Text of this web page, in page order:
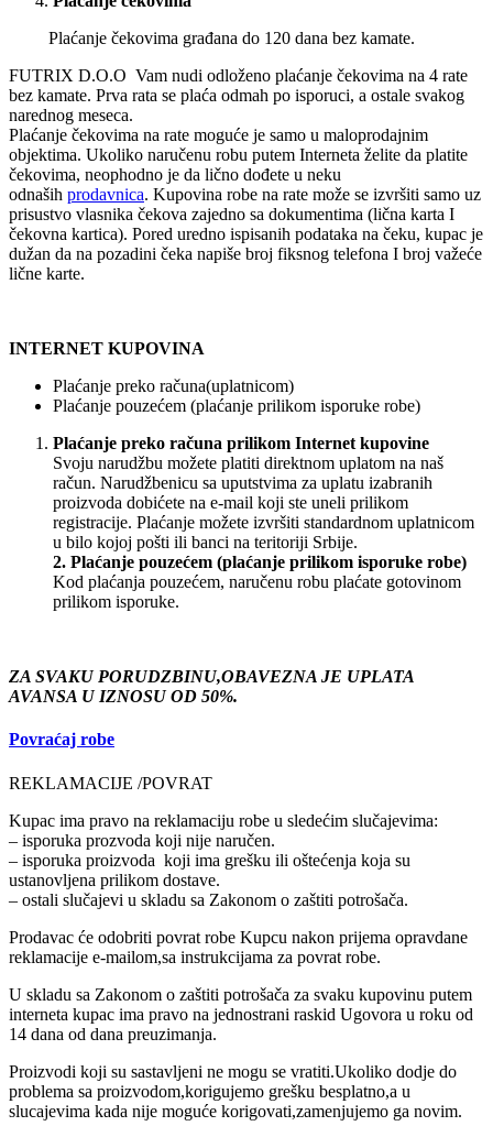
Plaćanje čekovima građana do 120 dana bez kamate.
FUTRIX D.O.O Vam nudi odloženo plaćanje čekovima na 4 rate
bez kamate. Prva rata se plaća odmah po isporuci, a ostale svakog
narednog meseca.
Plaćanje čekovima na rate moguće je samo u maloprodajnim
objektima. Ukoliko naručenu robu putem Interneta želite da platite
čekovima, neophodno je da lično dođete u neku
odnaših prodavnica. Kupovina robe na rate može se izvršiti samo uz
prisustvo vlasnika čekova zajedno sa dokumentima (lična karta I
čekovna kartica). Pored uredno ispisanih podataka na čeku, kupac je
dužan da na pozadini čeka napiše broj fiksnog telefona I broj važeće
lične karte.
INTERNET KUPOVINA
Plaćanje preko računa(uplatnicom)
Plaćanje pouzećem (plaćanje prilikom isporuke robe)
Plaćanje preko računa prilikom Internet kupovine
Svoju narudžbu možete platiti direktnom uplatom na naš
račun. Narudžbenicu sa uputstvima za uplatu izabranih
proizvoda dobićete na e-mail koji ste uneli prilikom
registracije. Plaćanje možete izvršiti standardnom uplatnicom
u bilo kojoj pošti ili banci na teritoriji Srbije.
2. Plaćanje pouzećem (plaćanje prilikom isporuke robe)
Kod plaćanja pouzećem, naručenu robu plaćate gotovinom
prilikom isporuke.
ZA SVAKU PORUDZBINU,OBAVEZNA JE UPLATA
AVANSA U IZNOSU OD 50%.
Povraćaj robe
REKLAMACIJE /POVRAT
Kupac ima pravo na reklamaciju robe u sledećim slučajevima:
– isporuka prozvoda koji nije naručen.
– isporuka proizvoda koji ima grešku ili oštećenja koja su
ustanovljena prilikom dostave.
– ostali slučajevi u skladu sa Zakonom o zaštiti potrošača.
Prodavac će odobriti povrat robe Kupcu nakon prijema opravdane
reklamacije e-mailom,sa instrukcijama za povrat robe.
U skladu sa Zakonom o zaštiti potrošača za svaku kupovinu putem
interneta kupac ima pravo na jednostrani raskid Ugovora u roku od
14 dana od dana preuzimanja.
Proizvodi koji su sastavljeni ne mogu se vratiti.Ukoliko dodje do
problema sa proizvodom,korigujemo grešku besplatno,a u
slucajevima kada nije moguće korigovati,zamenjujemo ga novim.